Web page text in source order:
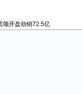
颂开盘劲销72.5亿